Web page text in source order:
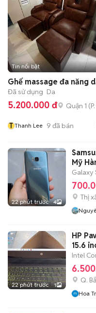
Tin nổi bật
Ghế massage đa năng
Đã sử dụng Da
5.200.000 đ Quận 1 (
T Thanh Lee 9 đã bán
22 phút trước 4
Mỹ
Galaxy
Thị
22 phút trước 1
HP
15.6
Intel
Q.
Hoa